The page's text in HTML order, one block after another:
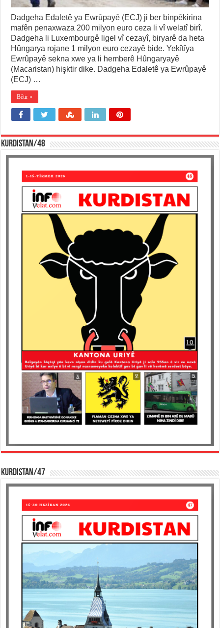
Dadgeha Edaletê ya Ewrûpayê (ECJ) ji ber binpêkirina
mafên penaxwaza 200 milyon euro ceza li vî welatî birî.
Dadgeha li Luxembourgê ligel vî cezayî, biryarê da heta
Hûngarya rojane 1 milyon euro cezayê bide. Yekîtîya
Ewrûpayê sekna xwe ya li hemberê Hûngaryayê
(Macaristan) hişktir dike. Dadgeha Edaletê ya Ewrûpayê
(ECJ) …
Bêtir »
KURDISTAN/48
KURDISTAN/47